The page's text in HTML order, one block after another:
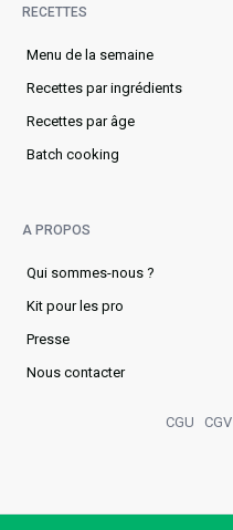
RECETTES
Menu de la semaine​
Recettes par ingrédients
Recettes par âge
Batch cooking
A PROPOS
Qui sommes-nous ?
Kit pour les pro
Presse
Nous contacter
CGU CGV